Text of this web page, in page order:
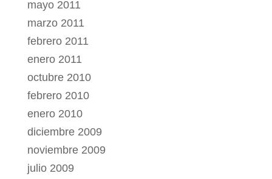
mayo 2011
marzo 2011
febrero 2011
enero 2011
octubre 2010
febrero 2010
enero 2010
diciembre 2009
noviembre 2009
julio 2009